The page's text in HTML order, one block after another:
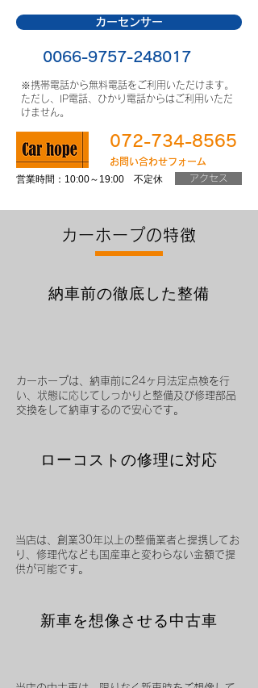
カーセンサー
0066-9757-248017
※携帯電話から無料電話をご利用いただけます。
ただし、IP電話、ひかり電話からはご利用いただ
けません。
072-734-8565
お問い合わせフォーム
営業時間：10:00～19:00 不定休 アクセス
カーホープの特徴
納車前の徹底した整備
カーホープは、納車前に24ヶ月法定点検を行
い、状態に応じてしっかりと整備及び修理部品
交換をして納車するので安心です。
ローコストの修理に対応
当店は、創業30年以上の整備業者と提携してお
り、修理代なども国産車と変わらない金額で提
供が可能です。
新車を想像させる中古車